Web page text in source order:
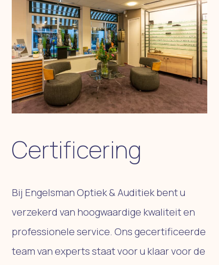
Certificering
Bij Engelsman Optiek & Auditiek bent u
verzekerd van hoogwaardige kwaliteit en
professionele service. Ons gecertificeerde
team van experts staat voor u klaar voor de